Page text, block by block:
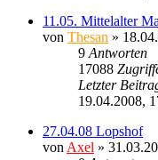
11.05. Mittelalter
von Thesan »
9Antworten
17088
Letzter
19.04.2008,
27.04.08 Lopshof
vonAxel »